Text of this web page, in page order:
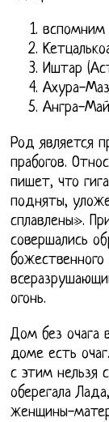
вспомним
Иштар
Ахура-
Ангра-
Род является
прабогов.
пишет, что
подняты,
сплавлены».
совершались
огонь.
Дом без очага
доме есть
с этим нельзя
оберегала
женщины-